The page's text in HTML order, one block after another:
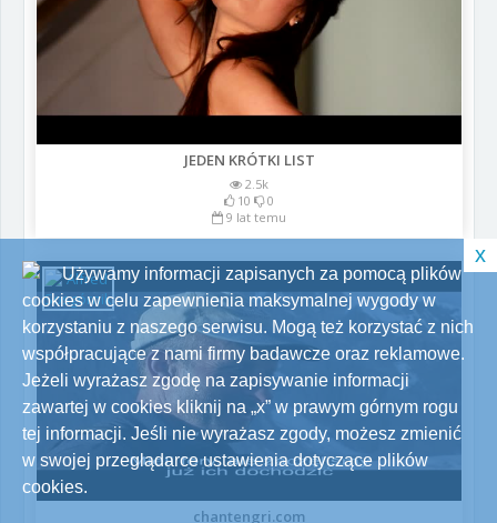
JEDEN KRÓTKI LIST
2.5k
10
0
9 lat temu
chantengri.com
Używamy informacji zapisanych za pomocą plików
cookies w celu zapewnienia maksymalnej wygody w
korzystaniu z naszego serwisu. Mogą też korzystać z nich
współpracujące z nami firmy badawcze oraz reklamowe.
Jeżeli wyrażasz zgodę na zapisywanie informacji
zawartej w cookies kliknij na „x” w prawym górnym rogu
tej informacji. Jeśli nie wyrażasz zgody, możesz zmienić
w swojej przeglądarce ustawienia dotyczące plików
cookies.
x